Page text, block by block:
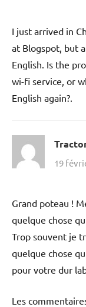
I just arrived in
at Blogspot, but
English. Is the
wi-fi service, or
English again?.
19
Grand poteau !
quelque chose
Trop souvent je
quelque chose
pour votre dur
Les